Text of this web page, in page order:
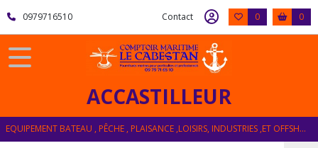
0979716510 Contact 0 0
ACCASTILLEUR
EQUIPEMENT BATEAU , PÊCHE , PLAISANCE ,LOISIRS, INDUSTRIES ,ET OFFSHORE